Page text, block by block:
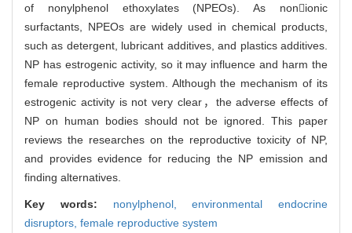
of nonylphenol ethoxylates (NPEOs). As nonionic
surfactants, NPEOs are widely used in chemical products,
such as detergent, lubricant additives, and plastics additives.
NP has estrogenic activity, so it may influence and harm the
female reproductive system. Although the mechanism of its
estrogenic activity is not very clear，the adverse effects of
NP on human bodies should not be ignored. This paper
reviews the researches on the reproductive toxicity of NP,
and provides evidence for reducing the NP emission and
finding alternatives.
Key words: nonylphenol,environmental endocrine
disruptors, female reproductive system